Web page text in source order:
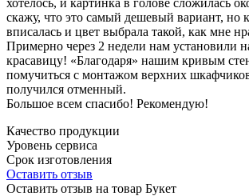
скажу, что это самый дешевый вариант, но
вписалась и цвет выбрала такой, как мне
Примерно через 2 недели нам установили
красавицу! «Благодаря» нашим кривым
помучиться с монтажом верхних
получился отменный.
Большое всем спасибо! Рекомендую!
Качество продукции
Уровень сервиса
Срок изготовления
Оставить отзыв
Оставить отзыв на товар Букет